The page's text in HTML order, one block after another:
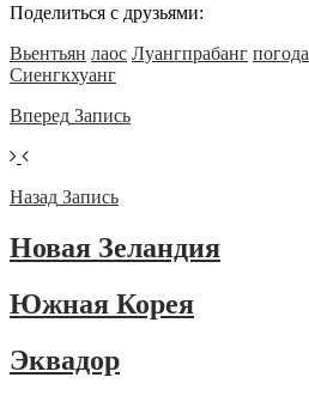
Поделиться с друзьями:
Вьентьян лаос Луангпрабанг погода
Сиенгкхуанг
Вперед Запись
Назад Запись
Новая Зеландия
Южная Корея
Эквадор